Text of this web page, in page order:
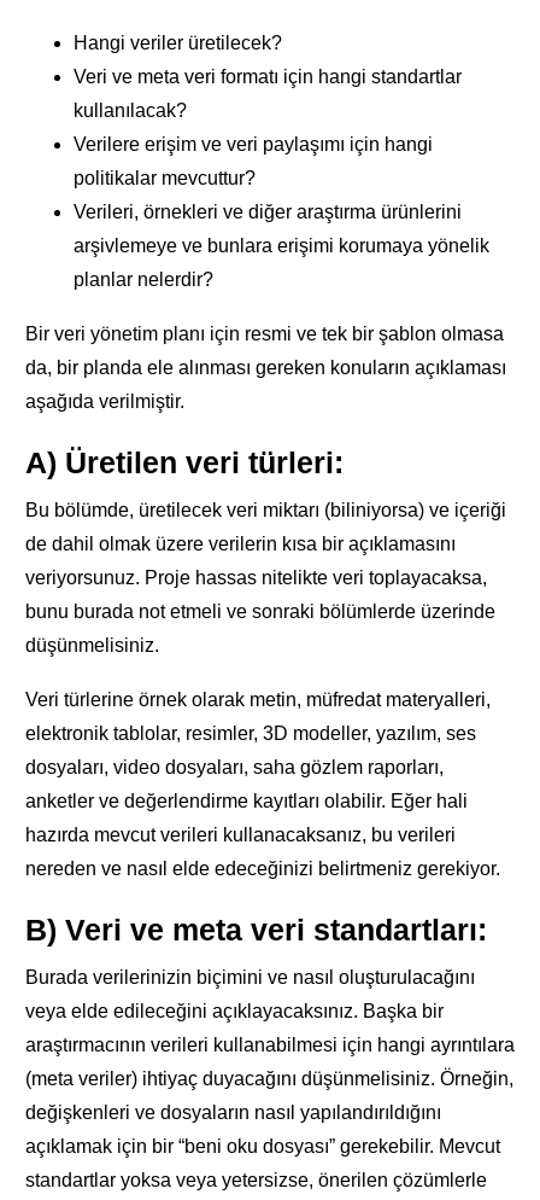
Hangi veriler üretilecek?
Veri ve meta veri formatı için hangi standartlar
kullanılacak?
Verilere erişim ve veri paylaşımı için hangi
politikalar mevcuttur?
Verileri, örnekleri ve diğer araştırma ürünlerini
arşivlemeye ve bunlara erişimi korumaya yönelik
planlar nelerdir?
Bir veri yönetim planı için resmi ve tek bir şablon olmasa
da, bir planda ele alınması gereken konuların açıklaması
aşağıda verilmiştir.
A) Üretilen veri türleri:
Bu bölümde, üretilecek veri miktarı (biliniyorsa) ve içeriği
de dahil olmak üzere verilerin kısa bir açıklamasını
veriyorsunuz. Proje hassas nitelikte veri toplayacaksa,
bunu burada not etmeli ve sonraki bölümlerde üzerinde
düşünmelisiniz.
Veri türlerine örnek olarak metin, müfredat materyalleri,
elektronik tablolar, resimler, 3D modeller, yazılım, ses
dosyaları, video dosyaları, saha gözlem raporları,
anketler ve değerlendirme kayıtları olabilir. Eğer hali
hazırda mevcut verileri kullanacaksanız, bu verileri
nereden ve nasıl elde edeceğinizi belirtmeniz gerekiyor.
B) Veri ve meta veri standartları:
Burada verilerinizin biçimini ve nasıl oluşturulacağını
veya elde edileceğini açıklayacaksınız. Başka bir
araştırmacının verileri kullanabilmesi için hangi ayrıntılara
(meta veriler) ihtiyaç duyacağını düşünmelisiniz. Örneğin,
değişkenleri ve dosyaların nasıl yapılandırıldığını
açıklamak için bir “beni oku dosyası” gerekebilir. Mevcut
standartlar yoksa veya yetersizse, önerilen çözümlerle